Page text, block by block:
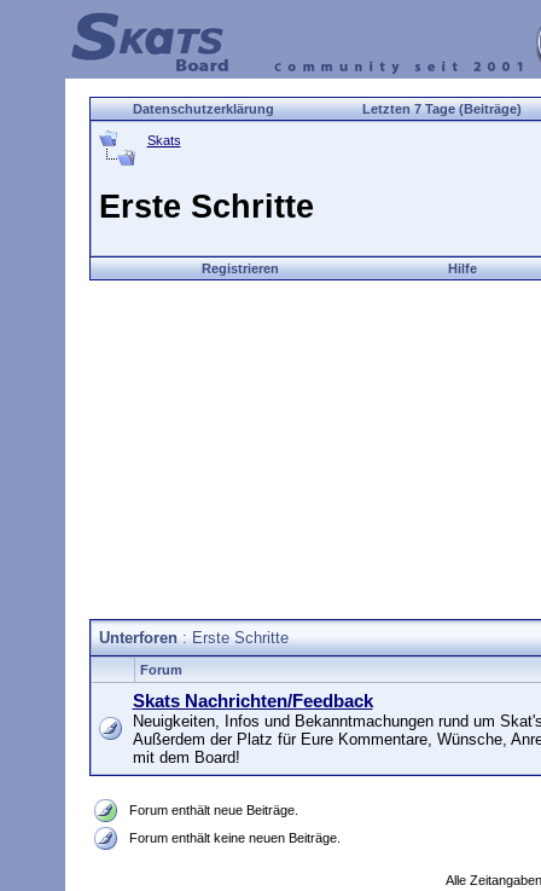
Datenschutzerklärung Letzten 7 Tage (Beiträge)
Skats
Erste Schritte
Registrieren Hilfe
Unterforen: Erste Schritte
Forum
Skats Nachrichten/Feedback
Neuigkeiten, Infos und Bekanntmachungen rund um
Außerdem der Platz für Eure Kommentare, Wünsche,
mit dem Board!
Forum enthält neue Beiträge.
Forum enthält keine neuen Beiträge.
Alle